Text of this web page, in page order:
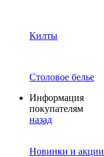
Килты
Столовое белье
Информация
покупателям
назад
Новинки и акции